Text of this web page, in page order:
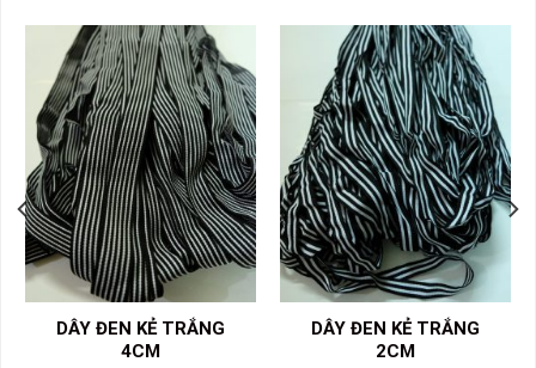
DÂY ĐEN KẺ TRẮNG
4CM
DÂY ĐEN KẺ TRẮNG
2CM